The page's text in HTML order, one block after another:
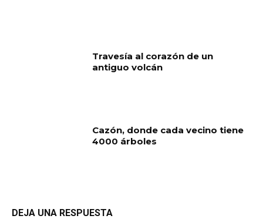
Travesía al corazón de un
antiguo volcán
Cazón, donde cada vecino tiene
4000 árboles
DEJA UNA RESPUESTA